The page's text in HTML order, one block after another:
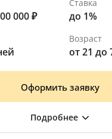
000 ₽
Ставка
до 1%
Возраст
от 21 до
Оформить заявку